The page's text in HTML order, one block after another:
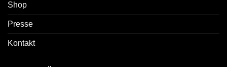
Shop
Presse
Kontakt